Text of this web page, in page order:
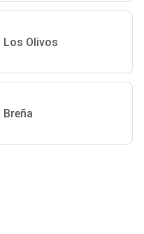
Los Olivos
Breña